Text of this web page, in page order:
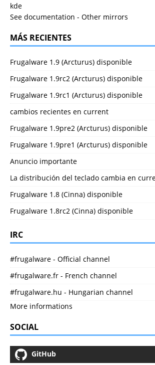
kde
See documentation - Other mirrors
MÁS RECIENTES
Frugalware 1.9 (Arcturus) disponible
Frugalware 1.9rc2 (Arcturus) disponible
Frugalware 1.9rc1 (Arcturus) disponible
cambios recientes en current
Frugalware 1.9pre2 (Arcturus) disponible
Frugalware 1.9pre1 (Arcturus) disponible
Anuncio importante
La distribución del teclado cambia en
Frugalware 1.8 (Cinna) disponible
Frugalware 1.8rc2 (Cinna) disponible
IRC
#frugalware - Official channel
#frugalware.fr - French channel
#frugalware.hu - Hungarian channel
More informations
SOCIAL
GitHub